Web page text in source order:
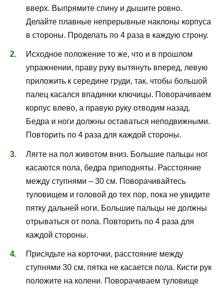
вверх. Выпрямите спину и дышите ровно.
Делайте плавные непрерывные наклоны корпуса
в стороны. Проделать по 4 раза в каждую строну.
Исходное положение то же, что и в прошлом
упражнении, праву руку вытянуть вперед, левую
приложить к середине груди, так, чтобы большой
палец касался впадинки ключицы. Поворачиваем
корпус влево, а правую руку отводим назад.
Бедра и ноги должны оставаться неподвижными.
Повторить по 4 раза для каждой стороны.
Лягте на пол животом вниз. Большие пальцы ног
касаются пола, бедра приподняты. Расстояние
между ступнями – 30 см. Поворачивайтесь
туловищем и головой до тех пор, пока не увидите
пятку дальней ноги. Большие пальцы не должны
отрываться от пола. Повторить по 4 раза для
каждой стороны.
Присядьте на корточки, расстояние между
ступнями 30 см, пятка не касается пола. Кисти рук
положите на колени. Поворачиваем туловище